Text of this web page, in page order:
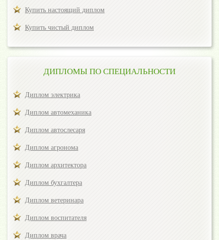
Купить настоящий диплом
Купить чистый диплом
ДИПЛОМЫ ПО СПЕЦИАЛЬНОСТИ
Диплом электрика
Диплом автомеханика
Диплом автослесаря
Диплом агронома
Диплом архитектора
Диплом бухгалтера
Диплом ветеринара
Диплом воспитателя
Диплом врача